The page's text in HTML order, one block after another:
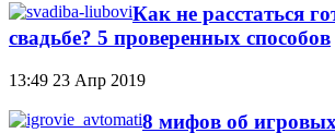
Как не расстаться
свадьбе? 5 проверенных способов
13:49 23 Апр 2019
8 мифов об